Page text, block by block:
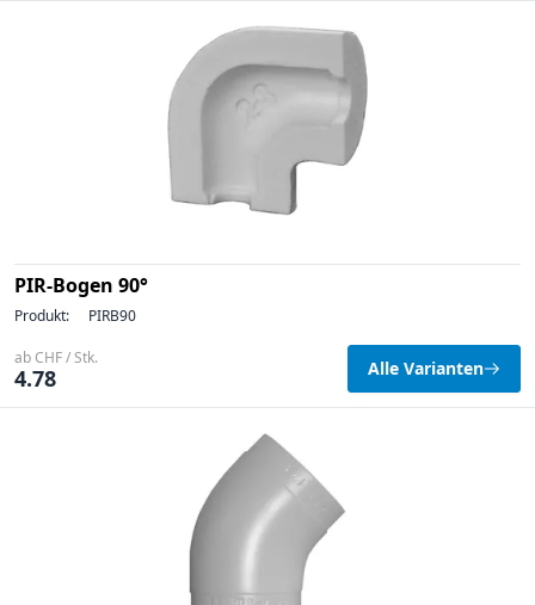
PIR-Bogen 90°
Produkt: PIRB90
ab CHF / Stk.
4.78 Alle Varianten